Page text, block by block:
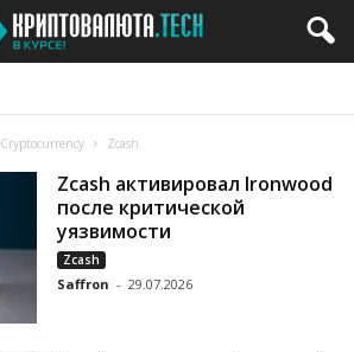
Cryptocurrency Zcash
Zcash активировал Ironwood
после критической
уязвимости
Zcash
Saffron - 29.07.2026